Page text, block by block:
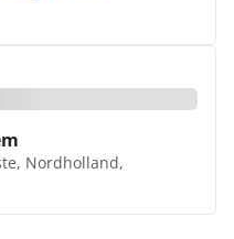
Nordholland,